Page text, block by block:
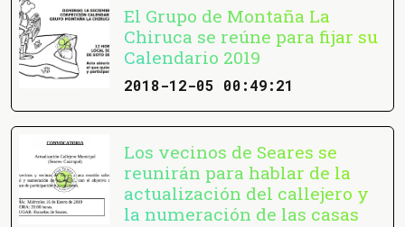
El Grupo de Montaña La
Chiruca se reúne para fijar su
Calendario 2019
2018-12-05 00:49:21
Los vecinos de Seares se
reunirán para hablar de la
actualización del callejero y
la numeración de las casas